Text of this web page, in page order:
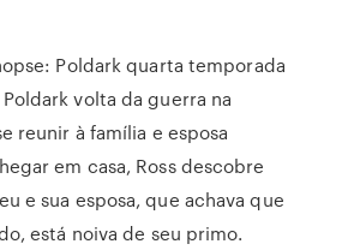
Poldark quarta temporada
volta da guerra na
reunir à família e esposa
em casa, Ross descobre
e sua esposa, que achava que
está noiva de seu primo.